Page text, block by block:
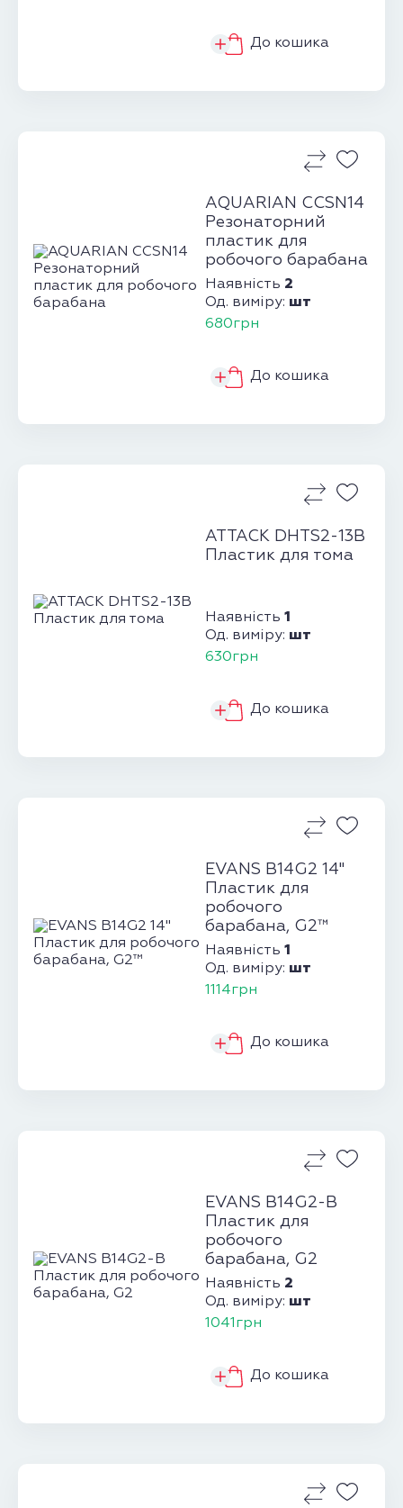
До кошика
AQUARIAN CCSN14
Резонаторний
пластик для
робочого барабана
Наявність 2
Од. виміру: шт
680грн
До кошика
ATTACK DHTS2-13В
Пластик для тома
Наявність 1
Од. виміру: шт
630грн
До кошика
EVANS B14G2 14"
Пластик для
робочого
барабана, G2™
Наявність 1
Од. виміру: шт
1114грн
До кошика
EVANS B14G2-B
Пластик для
робочого
барабана, G2
Наявність 2
Од. виміру: шт
1041грн
До кошика